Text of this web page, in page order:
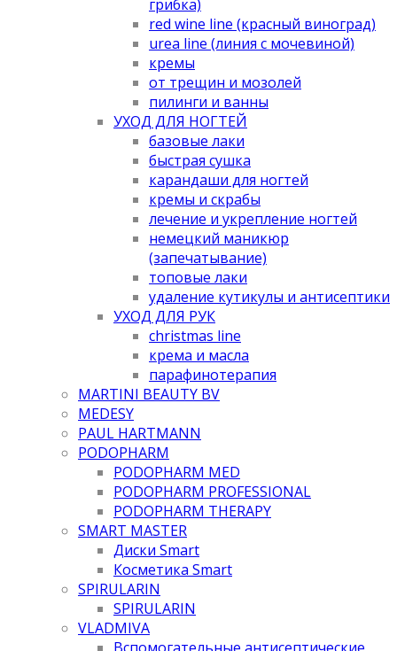
грибка)
red wine line (красный виноград)
urea line (линия с мочевиной)
кремы
от трещин и мозолей
пилинги и ванны
УХОД ДЛЯ НОГТЕЙ
базовые лаки
быстрая сушка
карандаши для ногтей
кремы и скрабы
лечение и укрепление ногтей
немецкий маникюр
(запечатывание)
топовые лаки
удаление кутикулы и антисептики
УХОД ДЛЯ РУК
christmas line
крема и масла
парафинотерапия
MARTINI BEAUTY BV
MEDESY
PAUL HARTMANN
PODOPHARM
PODOPHARM MED
PODOPHARM PROFESSIONAL
PODOPHARM THERAPY
SMART MASTER
Диски Smart
Косметика Smart
SPIRULARIN
SPIRULARIN
VLADMIVA
Вспомогательные антисептические